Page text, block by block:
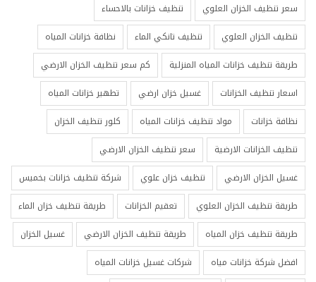
سعر تنظيف الخزان العلوي
تنظيف خزانات بالاحساء
تنظيف الخزان العلوي
تنظيف تانكي الماء
نظافة خزانات المياه
طريقة تنظيف خزانات المياه المنزلية
كم سعر تنظيف الخزان الارضي
اسعار تنظيف الخزانات
غسيل خزان ارضي
تطهير خزانات المياه
نظافة خزانات
مواد تنظيف خزانات المياه
كلور تنظيف الخزان
تنظيف الخزانات الارضية
سعر تنظيف الخزان الارضي
غسيل الخزان الارضي
تنظيف خزان علوي
شركة تنظيف خزانات بخميس
طريقة تنظيف الخزان العلوي
تعقيم الخزانات
طريقة تنظيف خزان الماء
طريقة تنظيف خزان المياه
طريقة تنظيف الخزان الارضي
غسيل الخزان
افضل شركة خزانات مياه
شركات غسيل خزانات المياه